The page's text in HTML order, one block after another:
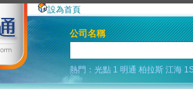
設為首頁
公司名稱
熱門：光點 1 明通 柏拉斯 江海